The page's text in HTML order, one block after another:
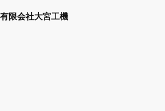
有限会社大宮工機